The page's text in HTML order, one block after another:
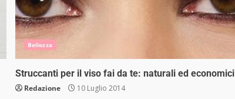
Bellezza
Struccanti per il viso fai da te: naturali ed economici
Redazione 10 Luglio 2014